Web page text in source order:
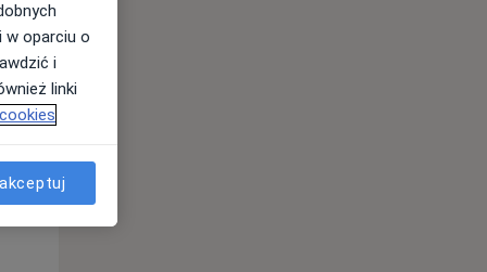
Wt,
11 Sie
w oparciu o
i
linki